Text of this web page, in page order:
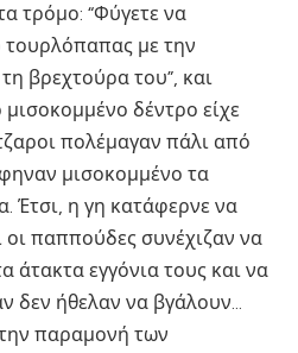
τρόμο: “Φύγετε να
τουρλόπαπας με την
βρεχτούρα του”, και
δέντρο είχε
πολέμαγαν πάλι από
μισοκομμένο τα
Έτσι, η γη κατάφερνε να
οι παππούδες συνέχιζαν να
άτακτα εγγόνια τους και να
δεν ήθελαν να βγάλουν…
παραμονή των